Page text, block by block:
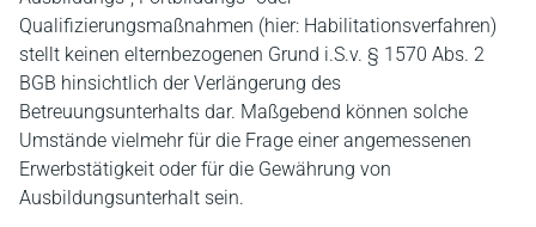
Qualifizierungsmaßnahmen (hier: Habilitationsverfahren)
stellt keinen elternbezogenen Grund i.S.v. § 1570 Abs. 2
BGB hinsichtlich der Verlängerung des
Betreuungsunterhalts dar. Maßgebend können solche
Umstände vielmehr für die Frage einer angemessenen
Erwerbstätigkeit oder für die Gewährung von
Ausbildungsunterhalt sein.